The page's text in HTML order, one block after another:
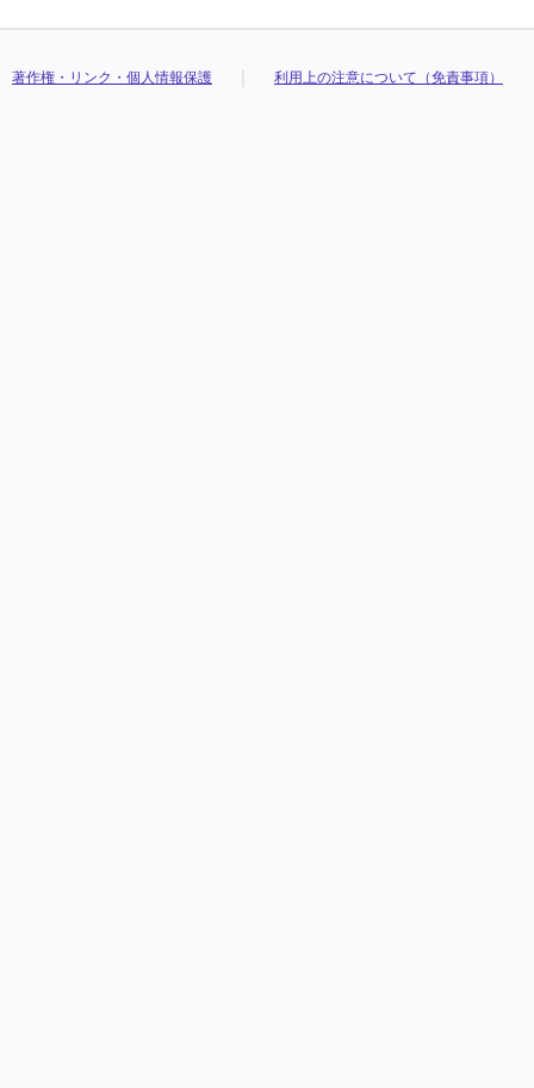
著作権・リンク・個人情報保護 利用上の注意について（免責事項）